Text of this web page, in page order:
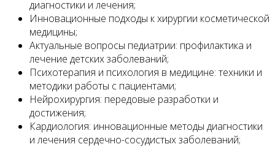
диагностики и лечения;
Инновационные подходы к хирургии косметической
медицины;
Актуальные вопросы педиатрии: профилактика и
лечение детских заболеваний;
Психотерапия и психология в медицине: техники и
методики работы с пациентами;
Нейрохирургия: передовые разработки и
достижения;
Кардиология: инновационные методы диагностики
и лечения сердечно-сосудистых заболеваний;